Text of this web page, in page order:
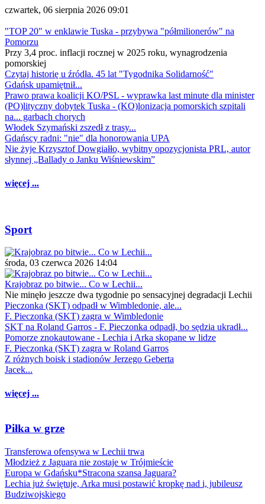
czwartek, 06 sierpnia 2026 09:01
"TOP 20" w enklawie Tuska - przybywa "półmilionerów" na
Pomorzu
Przy 3,4 proc. inflacji rocznej w 2025 roku, wynagrodzenia
pomorskiej
Czytaj historię u źródła. 45 lat "Tygodnika Solidarność"
Gdańsk upamiętnił...
Prawo prawa koalicji KO/PSL - wyprawka last minute dla minister
(PO)lityczny dobytek Tuska - (KO)lonizacja pomorskich szpitali
na... garbach chorych
Włodek Szymański zszedł z trasy...
Gdańscy radni: "nie" dla honorowania UPA
Nie żyje Krzysztof Dowgiałło, wybitny opozycjonista PRL, autor
słynnej „Ballady o Janku Wiśniewskim”
więcej ...
Sport
środa, 03 czerwca 2026 14:04
Krajobraz po bitwie... Co w Lechii...
Nie minęło jeszcze dwa tygodnie po sensacyjnej degradacji Lechii
Pieczonka (SKT) odpadł w Wimbledonie, ale...
F. Pieczonka (SKT) zagra w Wimbledonie
SKT na Roland Garros - F. Pieczonka odpadł, bo sędzia ukradł...
Pomorze znokautowane - Lechia i Arka skopane w lidze
F. Pieczonka (SKT) zagra w Roland Garros
Z różnych boisk i stadionów Jerzego Geberta
Jacek...
więcej ...
Piłka w grze
Transferowa ofensywa w Lechii trwa
Młodzież z Jaguara nie zostaje w Trójmieście
Europa w Gdańsku*Stracona szansa Jaguara?
Lechia już świętuje, Arka musi postawić kropkę nad i, jubileusz
Budziwojskiego